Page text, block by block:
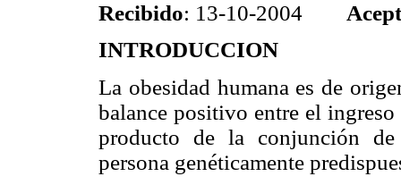
Recibido: 13-10-2004
INTRODUCCION
La obesidad humana es de
balance positivo entre el
producto de la conjunción
persona genéticamente